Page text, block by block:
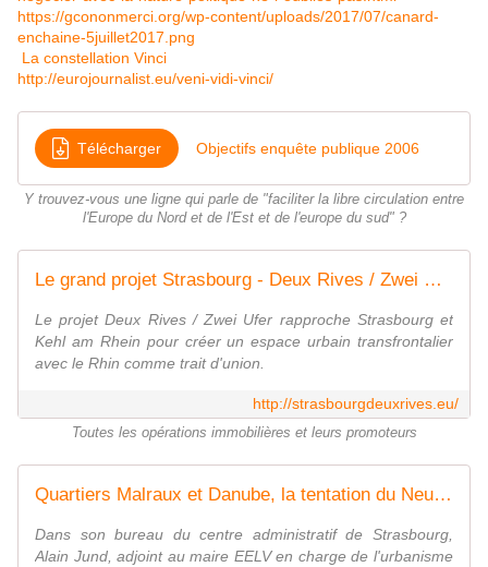
https://gcononmerci.org/wp-content/uploads/2017/07/canard-
enchaine-5juillet2017.png
La constellation Vinci
http://eurojournalist.eu/veni-vidi-vinci/
Télécharger Objectifs enquête publique 2006
Y trouvez-vous une ligne qui parle de "faciliter la libre circulation entre
l'Europe du Nord et de l'Est et de l'europe du sud" ?
Le grand projet Strasbourg - Deux Rives / Zwei Ufer - Kehl am Rhein
Le projet Deux Rives / Zwei Ufer rapproche Strasbourg et
Kehl am Rhein pour créer un espace urbain transfrontalier
avec le Rhin comme trait d'union.
http://strasbourgdeuxrives.eu/
Toutes les opérations immobilières et leurs promoteurs
Quartiers Malraux et Danube, la tentation du Neuhof ou de l'Esplanade - Rue89 Strasbourg
Dans son bureau du centre administratif de Strasbourg,
Alain Jund, adjoint au maire EELV en charge de l'urbanisme